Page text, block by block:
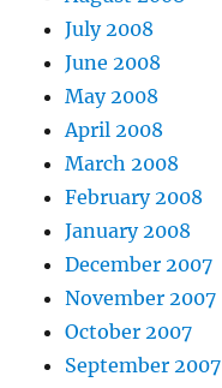
July 2008
June 2008
May 2008
April 2008
March 2008
February 2008
January 2008
December 2007
November 2007
October 2007
September 2007